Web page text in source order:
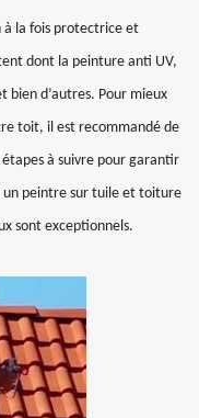
la fois protectrice et
dont la peinture anti UV,
bien d’autres. Pour mieux
toit, il est recommandé de
à suivre pour garantir
un peintre sur tuile et toiture
sont exceptionnels.